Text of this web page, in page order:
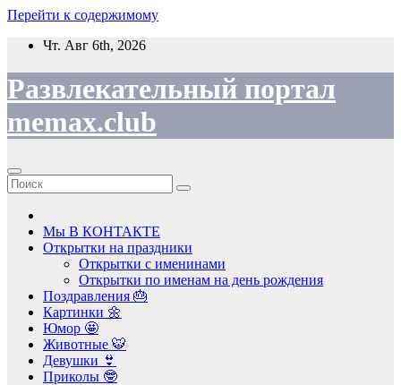
Перейти к содержимому
Чт. Авг 6th, 2026
Развлекательный портал
memax.club
Мы В КОНТАКТЕ
Открытки на праздники
Открытки с именинами
Открытки по именам на день рождения
Поздравления 🎂
Картинки 🌼
Юмор 🤩
Животные 🐯
Девушки 👙
Приколы 🤓